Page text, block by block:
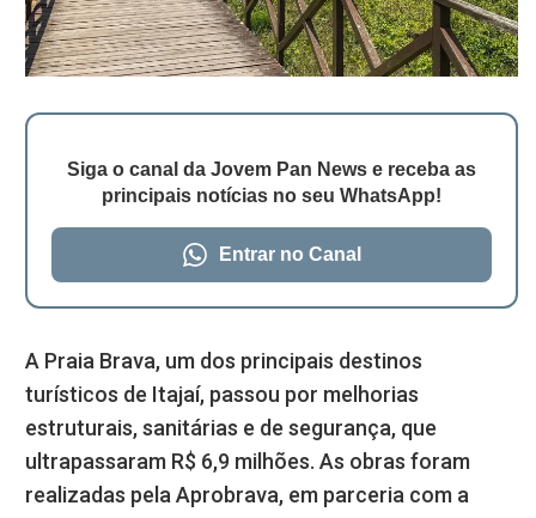
Siga o canal da Jovem Pan News e receba as
principais notícias no seu WhatsApp!
Entrar no Canal
A Praia Brava, um dos principais destinos
turísticos de Itajaí, passou por melhorias
estruturais, sanitárias e de segurança, que
ultrapassaram R$ 6,9 milhões. As obras foram
realizadas pela Aprobrava, em parceria com a